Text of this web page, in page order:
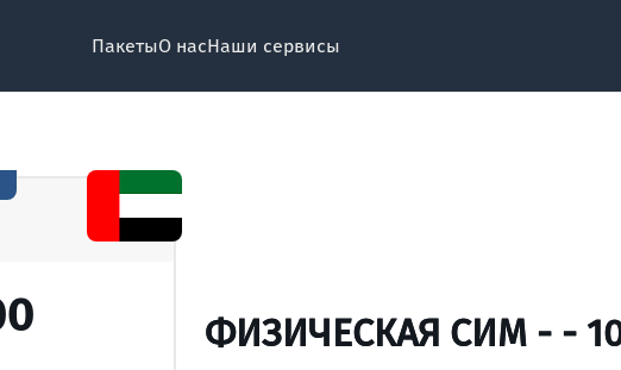
ПакетыО насНаши сервисы
ФИЗИЧЕСКАЯ СИМ - -